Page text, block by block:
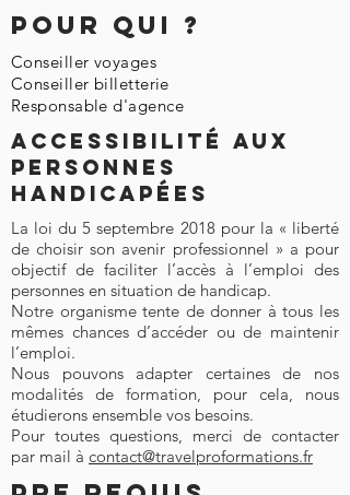
Pour Qui ?
Conseiller voyages
Conseiller billetterie
Responsable d'agence
Accessibilité aux
personnes
handicapées
La loi du 5 septembre 2018 pour la « liberté
de choisir son avenir professionnel » a pour
objectif de faciliter l’accès à l’emploi des
personnes en situation de handicap.
Notre organisme tente de donner à tous les
mêmes chances d’accéder ou de maintenir
l’emploi.
Nous pouvons adapter certaines de nos
modalités de formation, pour cela, nous
étudierons ensemble vos besoins.
Pour toutes questions, merci de contacter
par mail à contact@travelproformations.fr